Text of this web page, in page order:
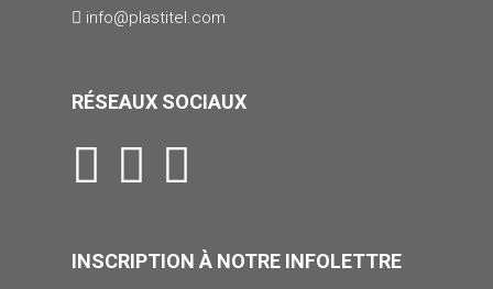
info@plastitel.com
RÉSEAUX SOCIAUX
INSCRIPTION À NOTRE INFOLETTRE